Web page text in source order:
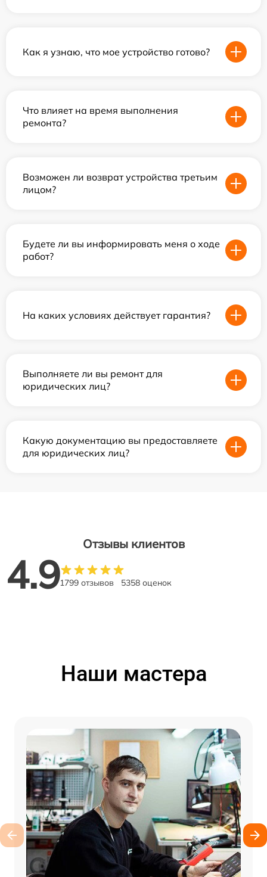
Как я узнаю, что мое устройство готово?
Что влияет на время выполнения
ремонта?
Возможен ли возврат устройства третьим
лицом?
Будете ли вы информировать меня о ходе
работ?
На каких условиях действует гарантия?
Выполняете ли вы ремонт для
юридических лиц?
Какую документацию вы предоставляете
для юридических лиц?
Отзывы клиентов
4.91799 отзывов 5358 оценок
Наши мастера